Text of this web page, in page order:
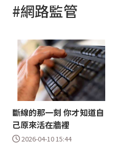
#網路監管
斷線的那一刻 你才知道自
己原來活在牆裡
2026-04-10 15:44